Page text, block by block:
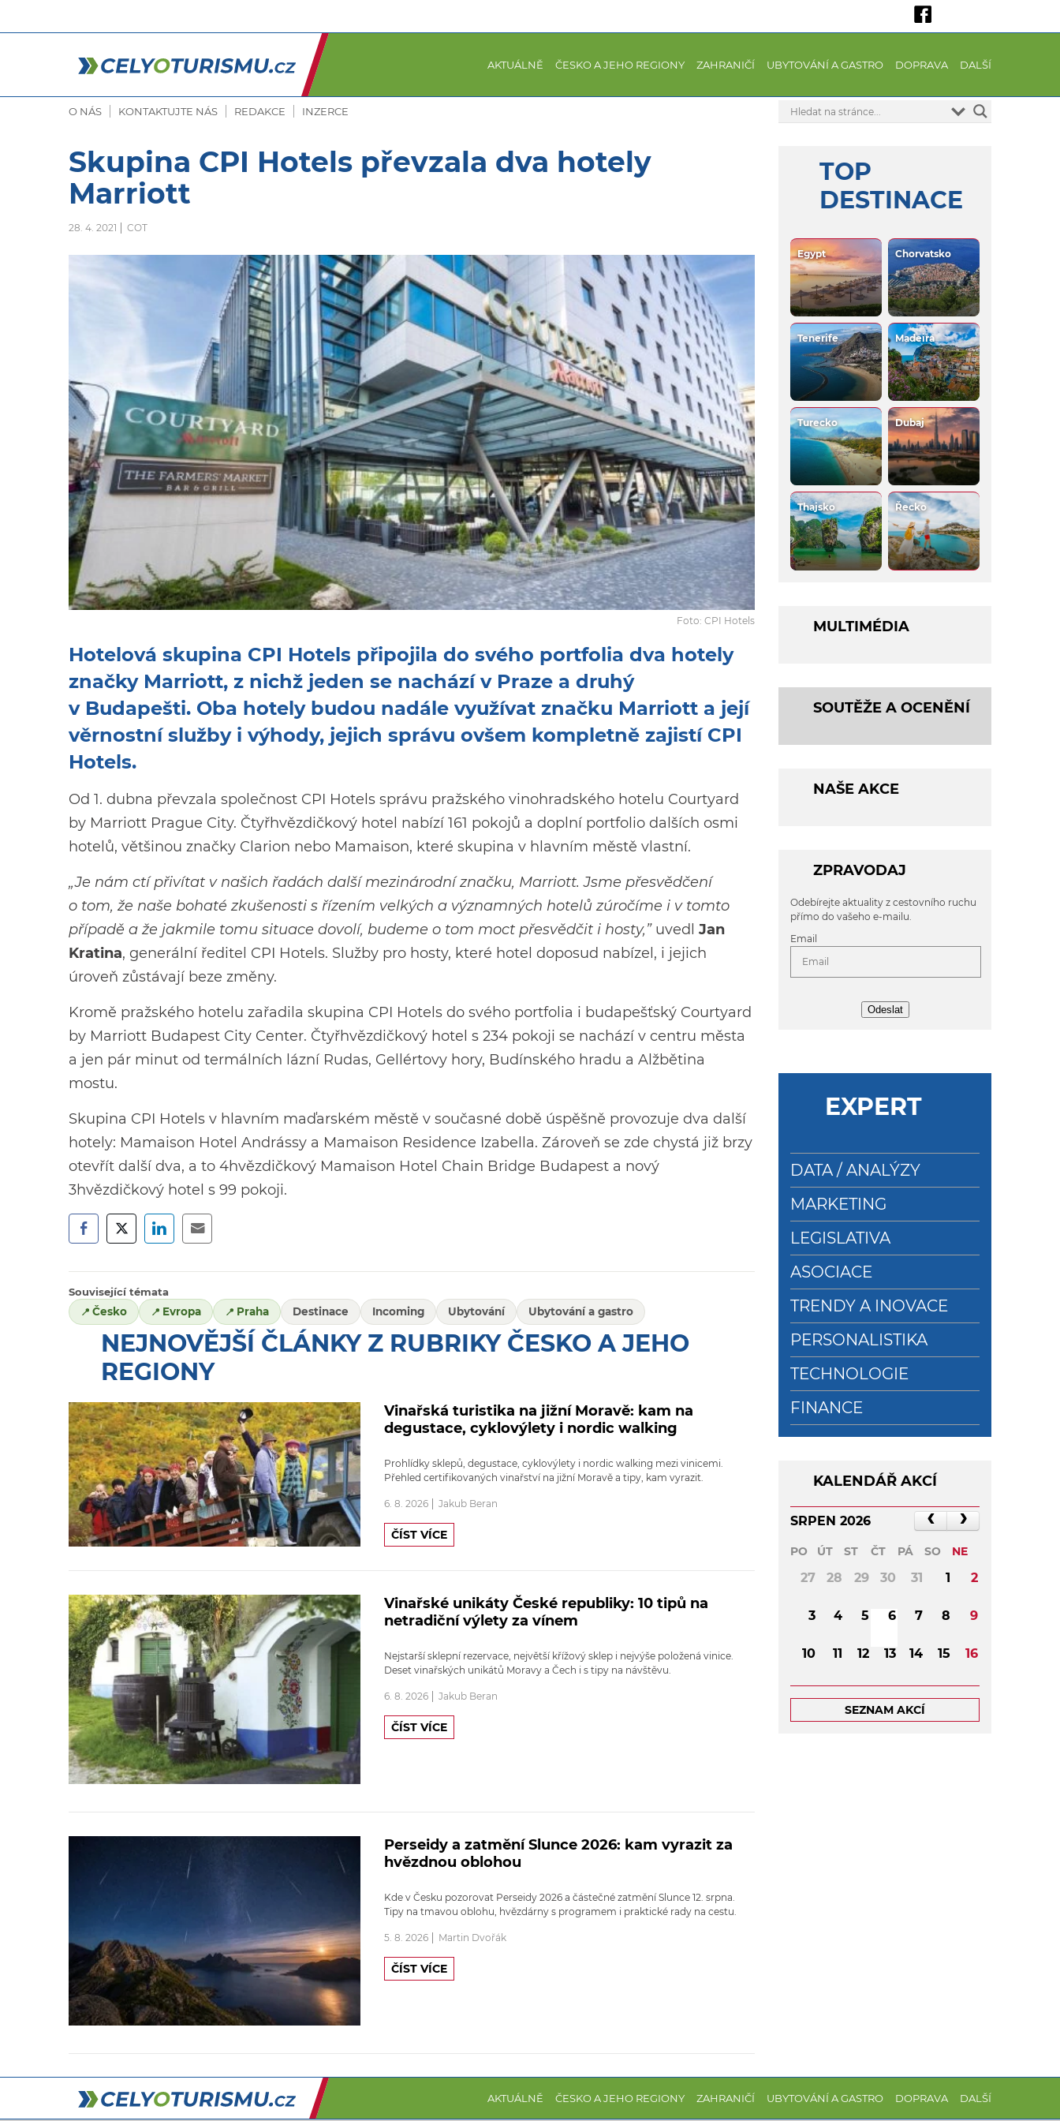
AKTUÁLNĚ ČESKO A JEHO REGIONY ZAHRANIČÍ UBYTOVÁNÍ A GASTRO DOPRAVA DALŠÍ
O NÁS KONTAKTUJTE NÁS REDAKCE INZERCE
Skupina CPI Hotels převzala dva hotely
Marriott
28. 4. 2021 COT
Foto: CPI Hotels
Hotelová skupina CPI Hotels připojila do svého portfolia dva hotely
značky Marriott, z nichž jeden se nachází v Praze a druhý
v Budapešti. Oba hotely budou nadále využívat značku Marriott a její
věrnostní služby i výhody, jejich správu ovšem kompletně zajistí CPI
Hotels.
Od 1. dubna převzala společnost CPI Hotels správu pražského vinohradského hotelu Courtyard
by Marriott Prague City. Čtyřhvězdičkový hotel nabízí 161 pokojů a doplní portfolio dalších osmi
hotelů, většinou značky Clarion nebo Mamaison, které skupina v hlavním městě vlastní.
„Je nám ctí přivítat v našich řadách další mezinárodní značku, Marriott. Jsme přesvědčení
o tom, že naše bohaté zkušenosti s řízením velkých a významných hotelů zúročíme i v tomto
případě a že jakmile tomu situace dovolí, budeme o tom moct přesvědčit i hosty,”uvedl Jan
Kratina, generální ředitel CPI Hotels. Služby pro hosty, které hotel doposud nabízel, i jejich
úroveň zůstávají beze změny.
Kromě pražského hotelu zařadila skupina CPI Hotels do svého portfolia i budapešťský Courtyard
by Marriott Budapest City Center. Čtyřhvězdičkový hotel s 234 pokoji se nachází v centru města
a jen pár minut od termálních lázní Rudas, Gellértovy hory, Budínského hradu a Alžbětina
mostu.
Skupina CPI Hotels v hlavním maďarském městě v současné době úspěšně provozuje dva další
hotely: Mamaison Hotel Andrássy a Mamaison Residence Izabella. Zároveň se zde chystá již brzy
otevřít další dva, a to 4hvězdičkový Mamaison Hotel Chain Bridge Budapest a nový
3hvězdičkový hotel s 99 pokoji.
Související témata
Česko
Evropa Praha Destinace Incoming Ubytování Ubytování a gastro
NEJNOVĚJŠÍ ČLÁNKY Z RUBRIKY ČESKO A JEHO
REGIONY
Vinařská turistika na jižní Moravě: kam na
degustace, cyklovýlety i nordic walking
Prohlídky sklepů, degustace, cyklovýlety i nordic walking mezi vinicemi.
Přehled certifikovaných vinařství na jižní Moravě a tipy, kam vyrazit.
6. 8. 2026 Jakub Beran
ČÍST VÍCE
Vinařské unikáty České republiky: 10 tipů na
netradiční výlety za vínem
Nejstarší sklepní rezervace, největší křížový sklep i nejvýše položená vinice.
Deset vinařských unikátů Moravy a Čech i s tipy na návštěvu.
6. 8. 2026 Jakub Beran
ČÍST VÍCE
Perseidy a zatmění Slunce 2026: kam vyrazit za
hvězdnou oblohou
Kde v Česku pozorovat Perseidy 2026 a částečné zatmění Slunce 12. srpna.
Tipy na tmavou oblohu, hvězdárny s programem i praktické rady na cestu.
5. 8. 2026 Martin Dvořák
ČÍST VÍCE
TOP
DESTINACE
Egypt Chorvatsko
Tenerife Madeira
Turecko Dubaj
Thajsko Řecko
MULTIMÉDIA
SOUTĚŽE A OCENĚNÍ
NAŠE AKCE
ZPRAVODAJ
Odebírejte aktuality z cestovního ruchu
přímo do vašeho e-mailu.
Email
Odeslat
EXPERT
DATA / ANALÝZY
MARKETING
LEGISLATIVA
ASOCIACE
TRENDY A INOVACE
PERSONALISTIKA
TECHNOLOGIE
FINANCE
KALENDÁŘ AKCÍ
SRPEN 2026
PO ÚT ST ČT PÁ SO NE
27 28 29 30 31 1 2
3 4 5 6 7 8 9
10 11 12 13 14 15 16
17 18 19 20 21 22 23
SEZNAM AKCÍ
AKTUÁLNĚ ČESKO A JEHO REGIONY ZAHRANIČÍ UBYTOVÁNÍ A GASTRO DOPRAVA DALŠÍ